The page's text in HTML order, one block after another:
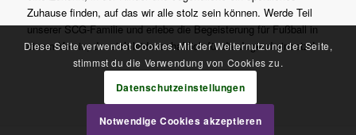
Zuhause finden, auf das wir alle stolz sein können. Werde Teil
unserer SCG-Familie und erlebe die Begeisterung für Fußball in
einem Verein, der sich leidenschaftlich für die Jugend einsetzt!
Diese Seite verwendet Cookies. Mit der Weiternutzung der Seite,
stimmst du die Verwendung von Cookies zu.
Datenschutzeinstellungen
Notwendige Cookies akzeptieren